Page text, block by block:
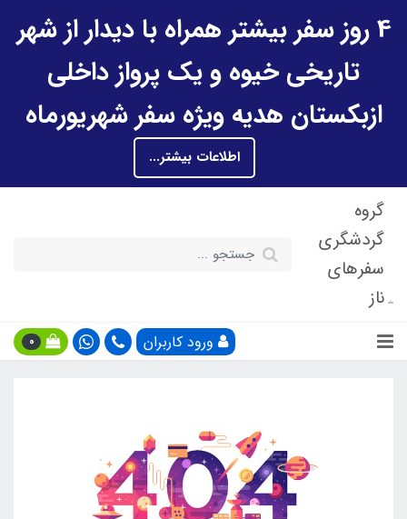
4 روز سفر بیشتر همراه با دیدار از شهر
تاریخی خیوه و یک پرواز داخلی
ازبکستان هدیه ویژه سفر شهریورماه
اطلاعات بیشتر...
گروه
گردشگری
سفرهای
ناز
ورود کاربران 0